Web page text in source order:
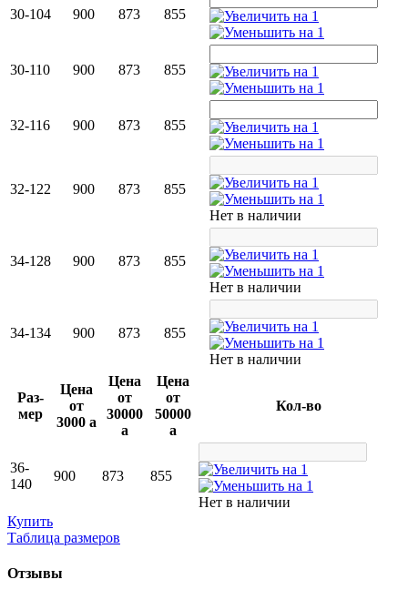
30-104 900 873 855
30-110 900 873 855
32-116 900 873 855
32-122 900 873
855
Нет в наличии
34-128 900 873
855
Нет в наличии
34-134 900 873
855
Нет в наличии
Раз­
мер
Цена
от
3000 a
Цена
от
30000
a
Цена
от
50000
a
Кол-во
36-
140
900 873
855
Нет в наличии
Купить
Таблица размеров
Отзывы